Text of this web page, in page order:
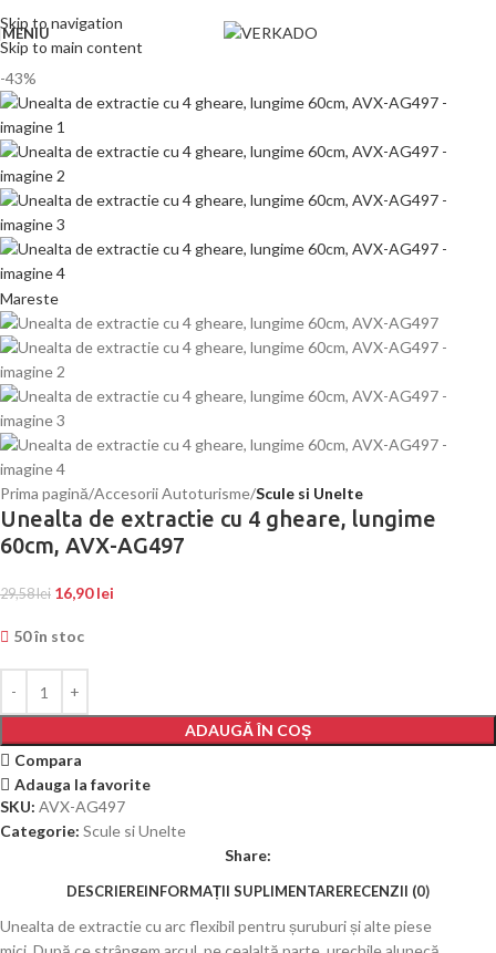
Skip to navigation
Skip to main content
MENIU
-43%
Mareste
Prima pagină Accesorii Autoturisme Scule si Unelte
Unealta de extractie cu 4 gheare, lungime
60cm, AVX-AG497
29,58lei 16,90lei
50 în stoc
ADAUGĂ ÎN COȘ
Compara
Adauga la favorite
SKU: AVX-AG497
Categorie: Scule si Unelte
Share:
DESCRIEREINFORMAȚII SUPLIMENTARERECENZII (0)
Unealta de extractie cu arc flexibil pentru șuruburi și alte piese